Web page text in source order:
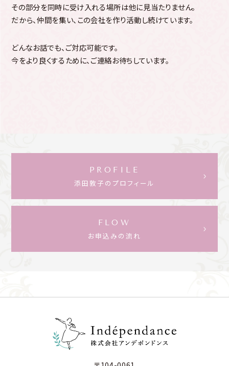
その部分を同時に受け入れる場所は他に見当たりません。
だから、仲間を集い、この会社を作り活動し続けています。
どんなお話でも、ご対応可能です。
今をより良くするために、ご連絡お待ちしています。
PROFILE
添田敦子のプロフィール
FLOW
お申込みの流れ